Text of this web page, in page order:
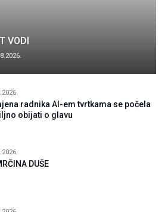
VODI
radnika AI-em tvrtkama se počela
obijati o glavu
DUŠE